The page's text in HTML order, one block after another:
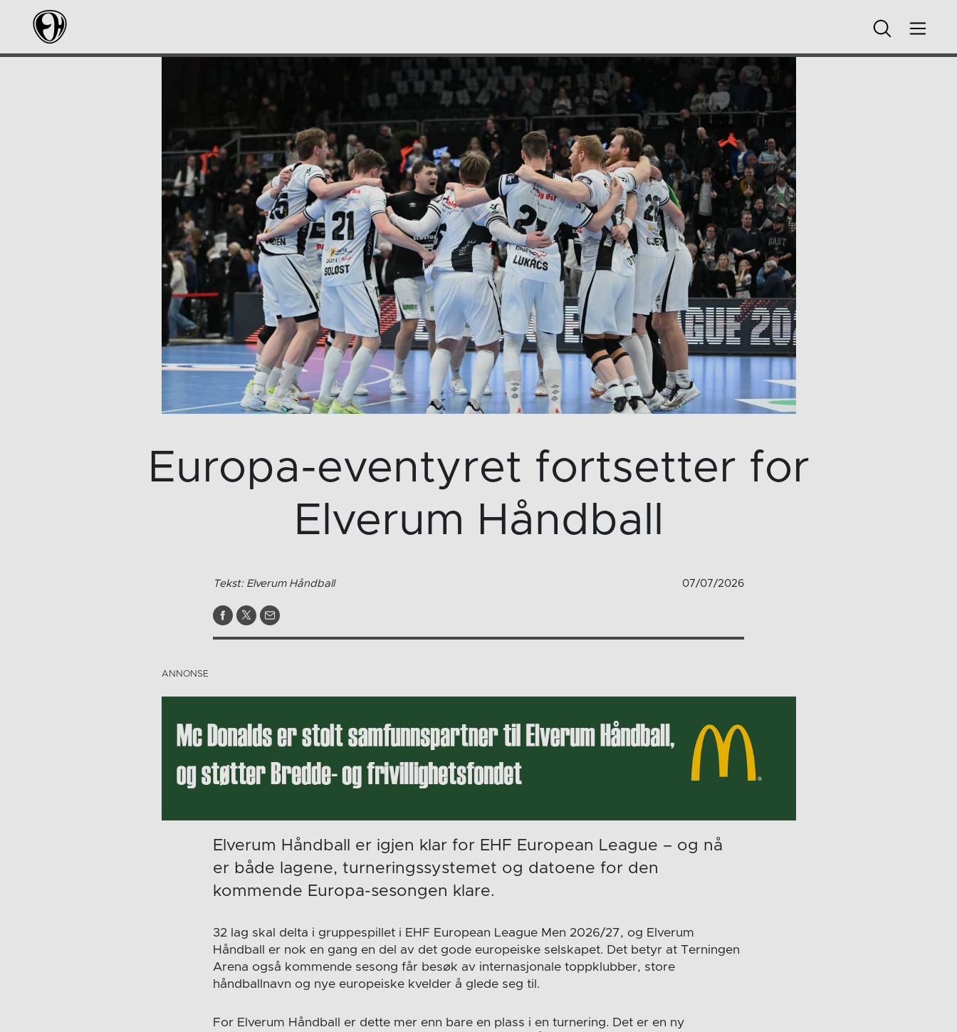
Europa-eventyret fortsetter for
Elverum Håndball
Tekst: Elverum Håndball 07/07/2026
Elverum Håndball er igjen klar for EHF European League – og nå
er både lagene, turneringssystemet og datoene for den
kommende Europa-sesongen klare.
32 lag skal delta i gruppespillet i EHF European League Men 2026/27, og Elverum
Håndball er nok en gang en del av det gode europeiske selskapet. Det betyr at Terningen
Arena også kommende sesong får besøk av internasjonale toppklubber, store
håndballnavn og nye europeiske kvelder å glede seg til.
For Elverum Håndball er dette mer enn bare en plass i en turnering. Det er en ny